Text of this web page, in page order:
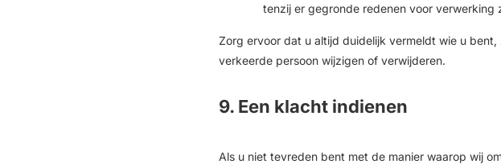
tenzij er gegronde redenen voor verwerking
Zorg ervoor dat u altijd duidelijk vermeldt wie u
verkeerde persoon wijzigen of verwijderen.
9. Een klacht indienen
Als u niet tevreden bent met de manier waarop wij